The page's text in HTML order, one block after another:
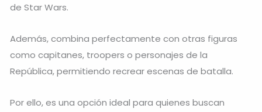
de Star Wars.
Además, combina perfectamente con otras figuras
como capitanes, troopers o personajes de la
República, permitiendo recrear escenas de batalla.
Por ello, es una opción ideal para quienes buscan